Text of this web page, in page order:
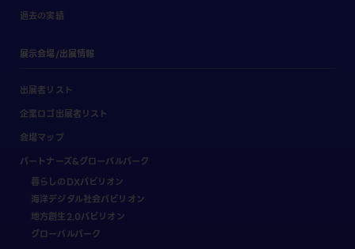
過去の実績
展示会場/出展情報
出展者リスト
企業ロゴ出展者リスト
会場マップ
パートナーズ&グローバルパーク
暮らしのDXパビリオン
海洋デジタル社会パビリオン
地方創生2.0パビリオン
グローバルパーク